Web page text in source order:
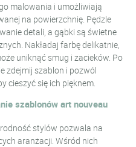
malowania i umożliwiają
na powierzchnię. Pędzle
detali, a gąbki są świetne
Nakładaj farbę delikatnie,
uniknąć smug i zacieków. Po
zdejmij szablon i pozwól
cieszyć się ich pięknem.
szablonów art nouveau
stylów pozwala na
aranżacji. Wśród nich